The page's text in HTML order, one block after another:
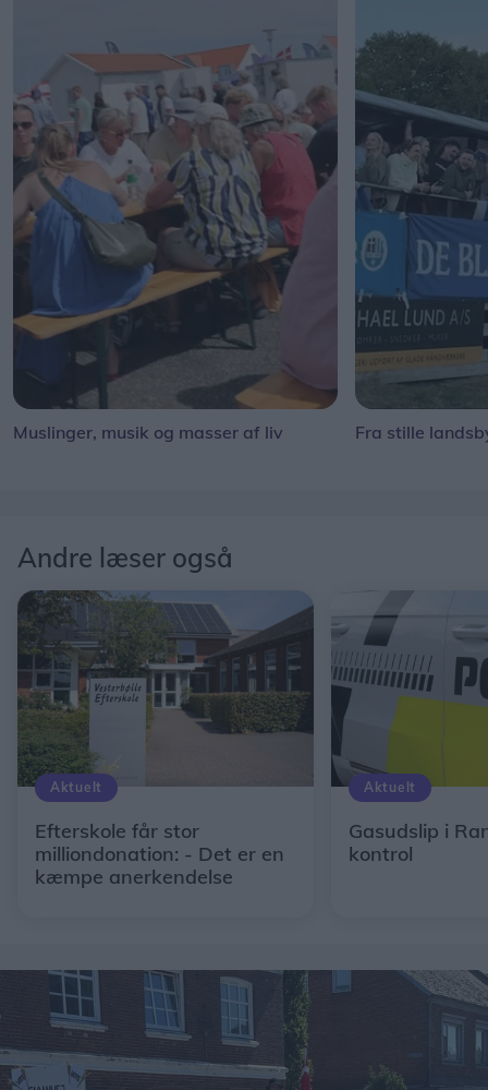
Muslinger, musik og masser af liv Fra stille
Andre læser også
Aktuelt
Efterskole får stor
milliondonation: - Det er en
kæmpe anerkendelse
Aktuelt
Gasudslip i
kontrol